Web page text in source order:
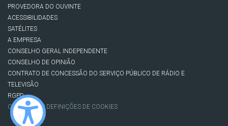
PROVEDORA DO OUVINTE
ACESSIBILIDADES
SATÉLITES
A EMPRESA
CONSELHO GERAL INDEPENDENTE
CONSELHO DE OPINIÃO
CONTRATO DE CONCESSÃO DO SERVIÇO PÚBLICO DE RÁDIO E
TELEVISÃO
RGPD
GESTÃO DAS DEFINIÇÕES DE COOKIES